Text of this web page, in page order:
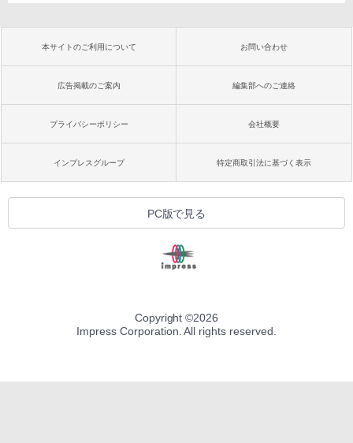
本サイトのご利用について お問い合わせ
広告掲載のご案内 編集部へのご連絡
プライバシーポリシー 会社概要
インプレスグループ 特定商取引法に基づく表示
PC版で見る
Copyright ©2026
Impress Corporation. All rights reserved.